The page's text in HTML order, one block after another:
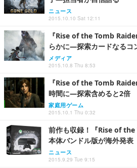
ニュース
2015.10.10 Sat 12:11
『Rise of the Tomb
らかに―探索カードなるコ
メディア
2015.10.8 Thu 8:53
『Rise of the Tomb
時間に―探索含めると2倍
家庭用ゲーム
2015.10.1 Thu 0:32
前作も収録！『Rise of
本体バンドル版が海外発表
ニュース
2015.9.29 Tue 9:15